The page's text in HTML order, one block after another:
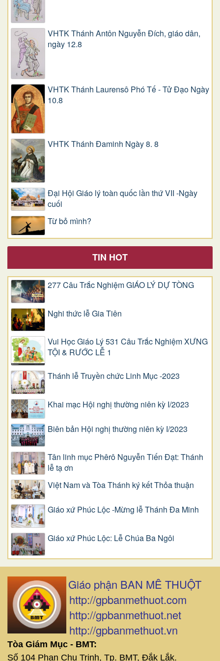
VHTK Thánh Antôn Nguyễn Ðích, giáo dân,
ngày 12.8
VHTK Thánh Laurensô Phó Tế - Tử Đạo Ngày
10.8
VHTK Thánh Đaminh Ngày 8. 8
Đại Hội Giáo lý toàn quốc lần thứ VII -Ngày
cuối
Từ bỏ mình?
TIN HOT
277 Câu Trắc Nghiệm GIÁO LÝ DỰ TÒNG
Nghi thức lễ Gia Tiên
Vui Học Giáo Lý 531 Câu Trắc Nghiệm XƯNG
TỘI & RƯỚC LỄ 1
Thánh lễ Truyền chức Linh Mục -2023
Khai mạc Hội nghị thường niên kỳ I/2023
Biên bản Hội nghị thường niên kỳ I/2023
Tân linh mục Phêrô Nguyễn Tiến Đạt: Thánh
lễ tạ ơn
Việt Nam và Tòa Thánh ký kết Thỏa thuận
Giáo xứ Phúc Lộc -Mừng lễ Thánh Đa Minh
Giáo xứ Phúc Lộc: Lễ Chúa Ba Ngôi
Giáo phận BAN MÊ THUỘT
http://gpbanmethuot.com
http://gpbanmethuot.net
http://gpbanmethuot.vn
Tòa Giám Mục - BMT:
Số 104 Phan Chu Trinh, Tp. BMT, Đắk Lắk.